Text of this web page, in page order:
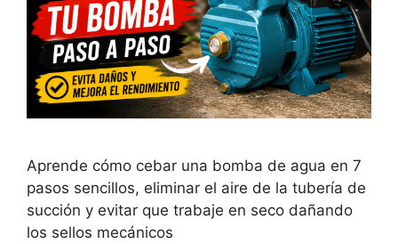
Aprende cómo cebar una bomba de agua en 7
pasos sencillos, eliminar el aire de la tubería de
succión y evitar que trabaje en seco dañando
los sellos mecánicos